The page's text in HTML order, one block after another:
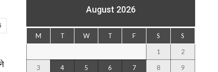
August 2026
M T W T F S S
1 2
3 4 5 6 7 8 9